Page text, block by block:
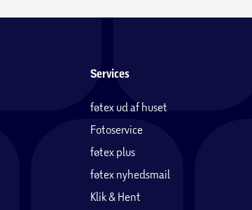
Services
føtex ud af huset
Fotoservice
føtex plus
føtex nyhedsmail
Klik & Hent